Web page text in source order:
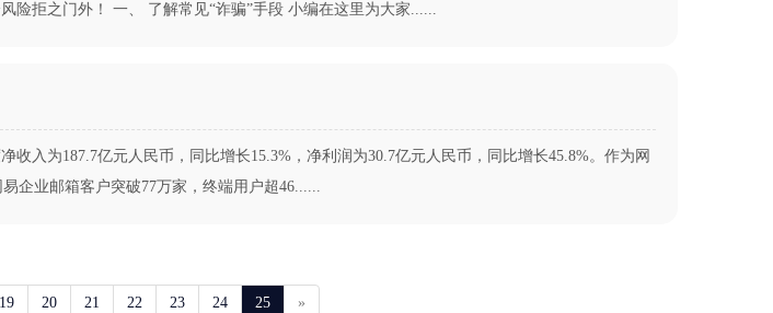
险拒之门外！ 一、 了解常见“诈骗”手段 小编在这里为大家......
入为187.7亿元人民币，同比增长15.3%，净利润为30.7亿元人民币，同比增长45.8%。作为网
企业邮箱客户突破77万家，终端用户超46......
19 20 21 22 23 24 25 »